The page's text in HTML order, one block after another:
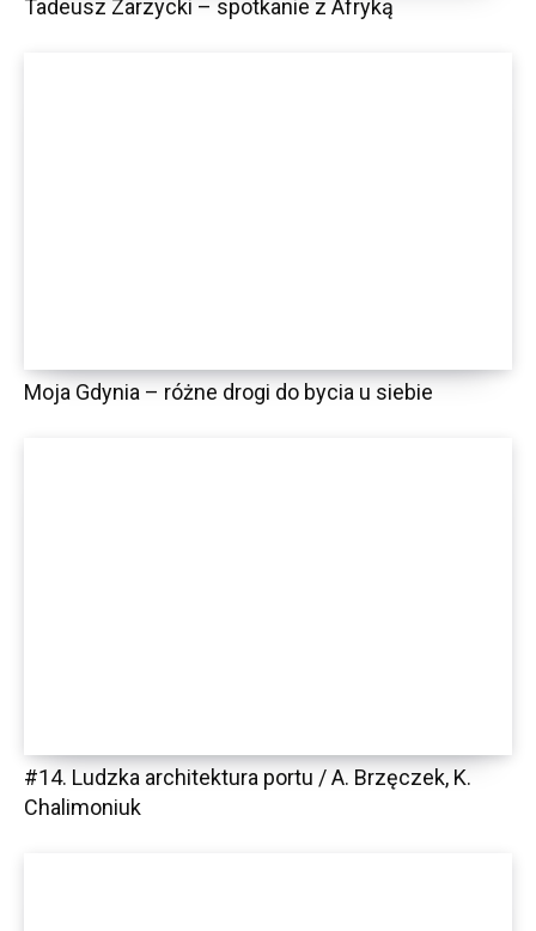
Tadeusz Zarzycki – spotkanie z Afryką
Moja Gdynia – różne drogi do bycia u siebie
#14. Ludzka architektura portu / A. Brzęczek, K.
Chalimoniuk